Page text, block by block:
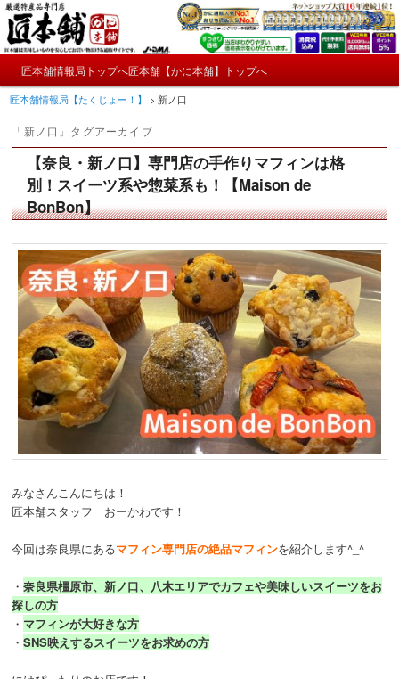
メ
イ
ン
ン
テ
サ
ブ
コ
テ
ン
匠本舗情報局【たくじょー！】
かにやおせちについてのおもしろ情報や興味深い記事をお届けします。
ン
メ
イ
ン
コ
ン
テ
ン
ツ
へ
移
動
サ
ブ
コ
ン
テ
ン
ツ
へ
移
動
匠本舗情報局トップへ匠本舗【かに本舗】トップへ
匠本舗情報局【たくじょー！】 > 新ノ口
「 新ノ口 」タグアーカイブ
【奈良・新ノ口】専門店の手作りマフィンは格
別！スイーツ系や惣菜系も！【Maison de
BonBon】
みなさんこんにちは！
匠本舗スタッフ おーかわです！
今回は奈良県にあるマフィン専門店の絶品マフィンを紹介します^_^
・奈良県橿原市、新ノ口、八木エリアでカフェや美味しいスイーツをお
探しの方
・ マフィンが大好きな方
・SNS映えするスイーツをお求めの方